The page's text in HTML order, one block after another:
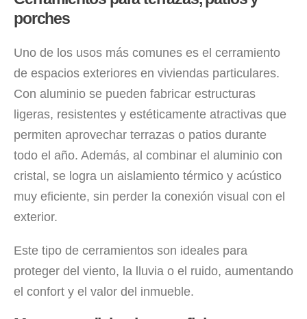
porches
Uno de los usos más comunes es el cerramiento
de espacios exteriores en viviendas particulares.
Con aluminio se pueden fabricar estructuras
ligeras, resistentes y estéticamente atractivas que
permiten aprovechar terrazas o patios durante
todo el año. Además, al combinar el aluminio con
cristal, se logra un aislamiento térmico y acústico
muy eficiente, sin perder la conexión visual con el
exterior.
Este tipo de cerramientos son ideales para
proteger del viento, la lluvia o el ruido, aumentando
el confort y el valor del inmueble.